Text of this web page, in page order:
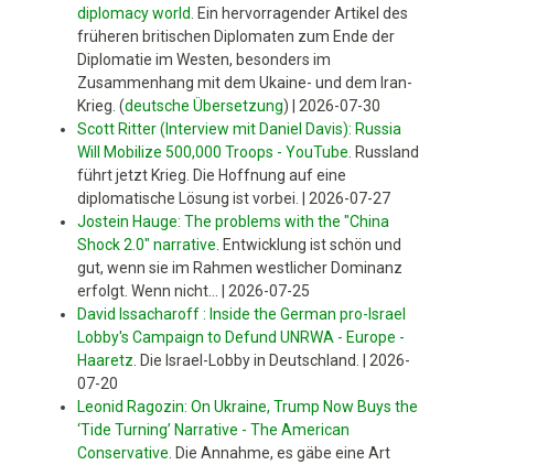
diplomacy world
Ein hervorragender Artikel des
früheren britischen Diplomaten zum Ende der
Diplomatie im Westen, besonders im
Zusammenhang mit dem Ukaine- und dem Iran-
Krieg. (deutsche Übersetzung)
2026-07-30
Scott Ritter (Interview mit Daniel Davis): Russia
Will Mobilize 500,000 Troops - YouTube Russland
führt jetzt Krieg. Die Hoffnung auf eine
diplomatische Lösung ist vorbei.
2026-07-27
Jostein Hauge: The problems with the "China
Shock 2.0" narrative Entwicklung ist schön und
gut, wenn sie im Rahmen westlicher Dominanz
erfolgt. Wenn nicht...
2026-07-25
David Issacharoff : Inside the German pro-Israel
Lobby's Campaign to Defund UNRWA - Europe -
Haaretz Die Israel-Lobby in Deutschland.
2026-
07-20
Leonid Ragozin: On Ukraine, Trump Now Buys the
‘Tide Turning’ Narrative - The American
Conservative Die Annahme, es gäbe eine Art